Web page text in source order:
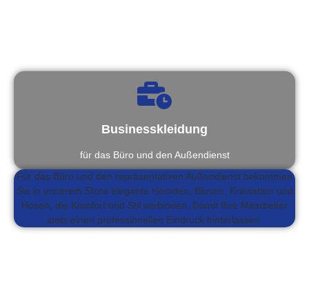
Businesskleidung
für das Büro und den Außendienst
Für das Büro und den repräsentativen Außendienst bekommen
Sie in unserem Store elegante Hemden, Blusen, Krawatten und
Hosen, die Komfort und Stil verbinden. Damit Ihre Mitarbeiter
stets einen professionellen Eindruck hinterlassen.